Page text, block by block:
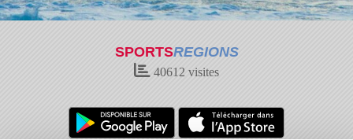
SPORTSREGIONS
40612 visites